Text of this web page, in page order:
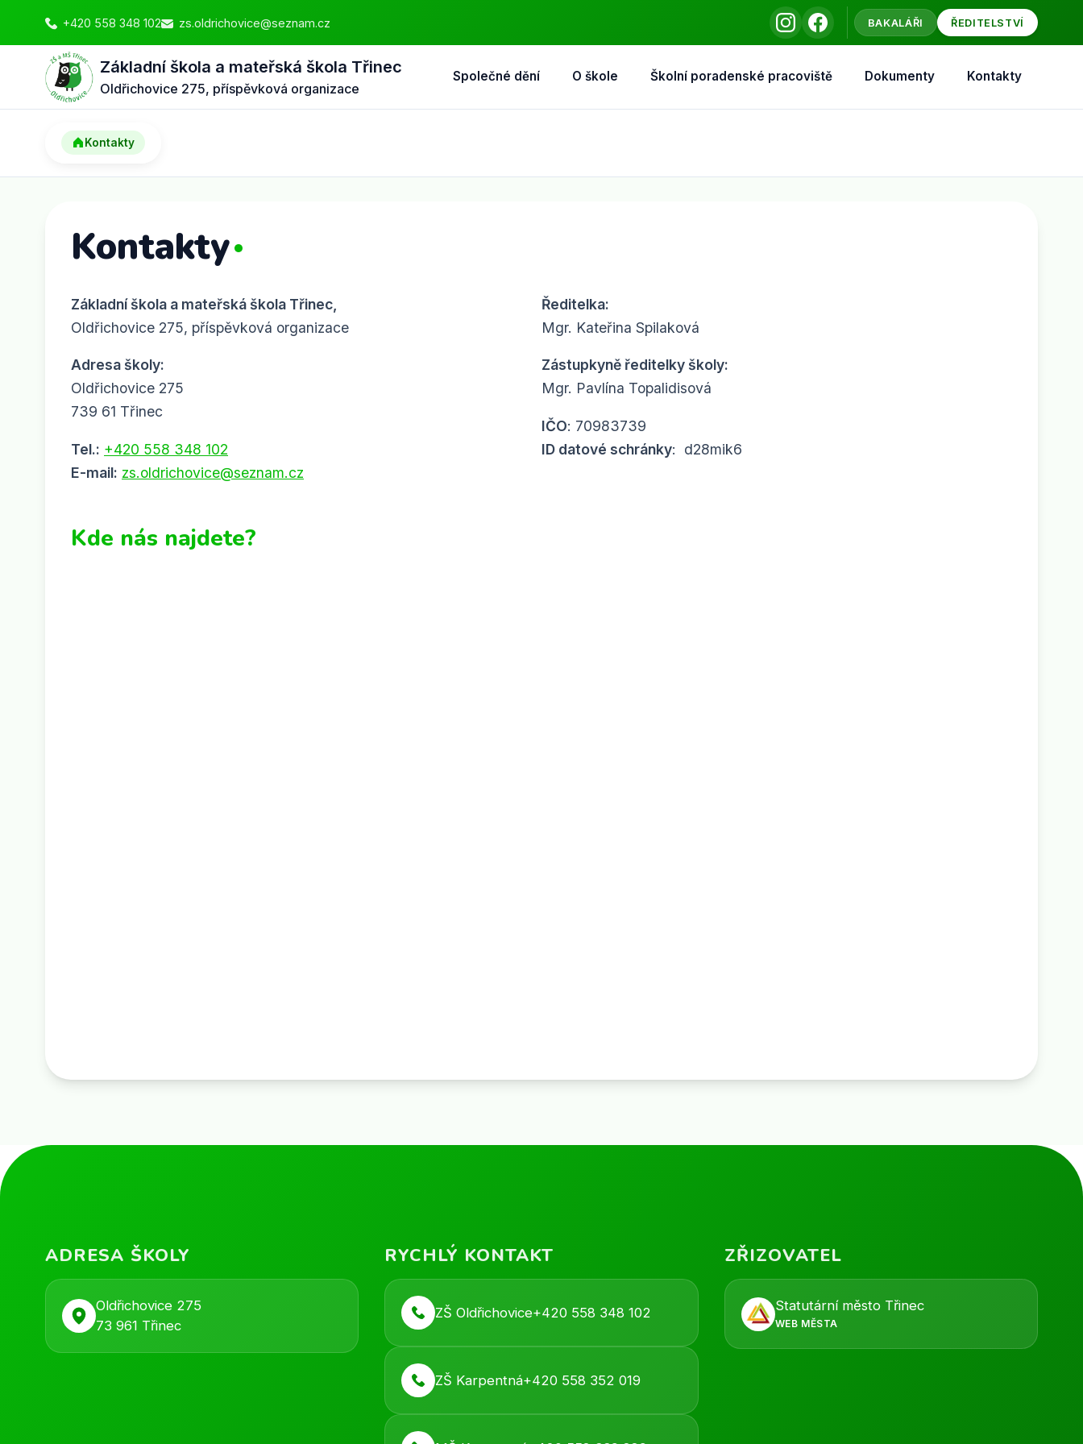
+420 558 348 102 zs.oldrichovice@seznam.cz BAKALÁŘI ŘEDITELSTVÍ
Základní škola a mateřská škola Třinec
Oldřichovice 275, příspěvková organizace
Společné dění O škole Školní poradenské pracoviště Dokumenty Kontakty
Kontakty
Kontakty
Základní škola a mateřská škola Třinec,
Oldřichovice 275, příspěvková organizace
Adresa školy:
Oldřichovice 275
739 61 Třinec
Tel.: +420 558 348 102
E-mail: zs.oldrichovice@seznam.cz
Ředitelka:
Mgr. Kateřina Spilaková
Zástupkyně ředitelky školy:
Mgr. Pavlína Topalidisová
IČO: 70983739
ID datové schránky: d28mik6
Kde nás najdete?
ADRESA ŠKOLY
Oldřichovice 275
73 961 Třinec
RYCHLÝ KONTAKT
ZŠ Oldřichovice+420 558 348 102
ZŠ Karpentná+420 558 352 019
ZŘIZOVATEL
Statutární město Třinec
WEB MĚSTA